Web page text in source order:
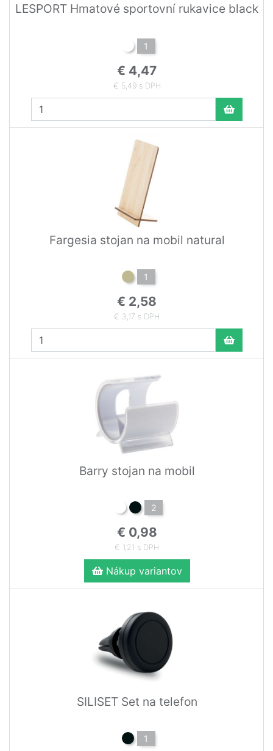
LESPORT Hmatové sportovní rukavice black
1
€ 4,47
€ 5,49 s DPH
Fargesia stojan na mobil natural
1
€ 2,58
€ 3,17 s DPH
Barry stojan na mobil
2
€ 0,98
€ 1,21 s DPH
Nákup variantov
SILISET Set na telefon
1